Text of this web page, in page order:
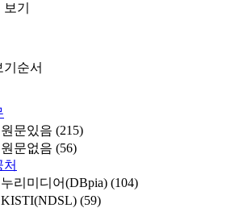
기
순서
원문있음 (215)
원문없음 (56)
처
누리미디어(DBpia) (104)
KISTI(NDSL) (59)